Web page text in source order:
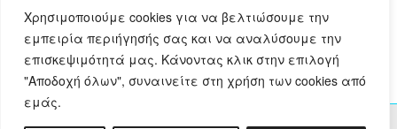
Χρησιμοποιούμε cookies για να βελτιώσουμε την
εμπειρία περιήγησής σας και να αναλύσουμε την
επισκεψιμότητά μας. Κάνοντας κλικ στην επιλογή
"Αποδοχή όλων", συναινείτε στη χρήση των cookies από
εμάς.
πρωτοσέλιδα